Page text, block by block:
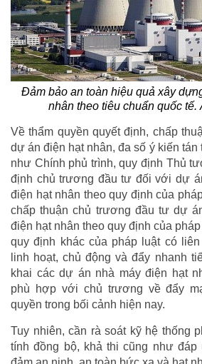
Đảm bảo an toàn hiệu quả xây
nhân theo tiêu chuẩn quốc tế.
Về thẩm quyền quyết định, chấp
dự án điện hạt nhân, đa số ý kiến
như Chính phủ trình, quy định Thủ
định chủ trương đầu tư đối với dự
điện hạt nhân theo quy định của
chấp thuận chủ trương đầu tư dự
điện hạt nhân theo quy định của
quy định khác của pháp luật có
linh hoạt, chủ động và đẩy nhanh
khai các dự án nhà máy điện hạt
phù hợp với chủ trương về đẩy
quyền trong bối cảnh hiện nay.
Tuy nhiên, cần rà soát kỹ hệ thống
tính đồng bộ, khả thi cũng như